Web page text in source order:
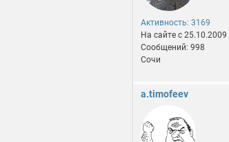
Активность: 3169
На сайте c 25.10.2009
Сообщений: 998
Сочи
a.timofeev